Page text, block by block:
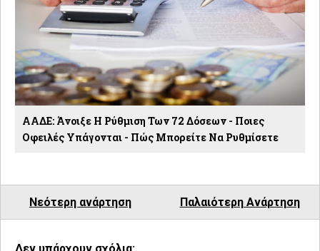
ΑΑΔΕ: Άνοιξε Η Ρύθμιση Των 72 Δόσεων - Ποιες
Οφειλές Υπάγονται - Πώς Μπορείτε Να Ρυθμίσετε
Νεότερη ανάρτηση Παλαιότερη Ανάρτηση